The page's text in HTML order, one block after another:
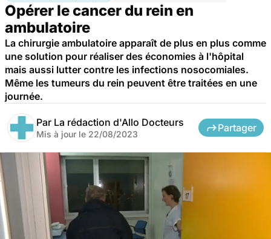
Opérer le cancer du rein en
ambulatoire
La chirurgie ambulatoire apparaît de plus en plus comme
une solution pour réaliser des économies à l'hôpital
mais aussi lutter contre les infections nosocomiales.
Même les tumeurs du rein peuvent être traitées en une
journée.
Par La rédaction d'Allo Docteurs
Mis à jour le 22/08/2023
Partager